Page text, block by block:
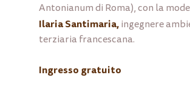
Antonianum di Roma), con la
Ilaria Santimaria, ingegnere
terziaria francescana.
Ingresso gratuito